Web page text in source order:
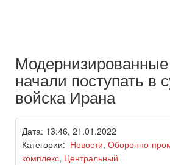
начали поступать в
войска Ирана
Дата: 13:46, 21.01.2022
Категории: Новости, Оборонно-
комплекс, Центральный